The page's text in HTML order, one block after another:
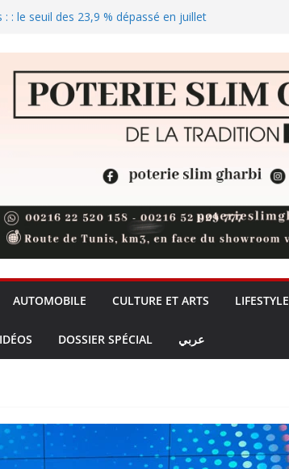
: le seuil des 23,9 % dépassé en juillet
solaire qui joue les arbitres sur
surprise du moniteur gaming
AUTOMOBILE CULTURE ET ARTS LIFESTYLE
DOSSIER SPÉCIAL عربي